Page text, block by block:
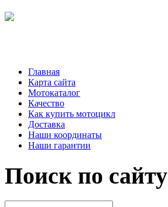
Главная
Карта сайта
Мотокаталог
Качество
Как купить мотоцикл
Доставка
Наши координаты
Наши гарантии
Поиск по сайту